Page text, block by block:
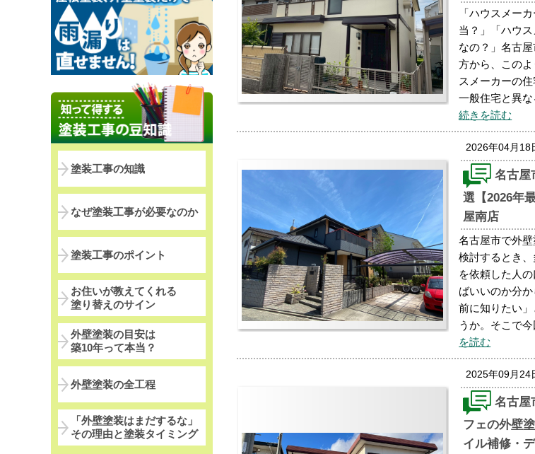
「ハウスメー
当？」「ハウ
なの？」名古
方から、この
スメーカーの
一般住宅と異
続きを読む
2026年04月18
名古屋
選【2026年
屋南店
名古屋市で外
検討するとき
を依頼した人
ばいいのか分
前に知りたい
うか。そこで
を読む
2025年09月24
名古屋
フェの外壁
イル補修・
塗装工事の知識
なぜ塗装工事が必要なのか
塗装工事のポイント
お住いが教えてくれる
塗り替えのサイン
外壁塗装の目安は
築10年って本当？
外壁塗装の全工程
「外壁塗装はまだするな」
その理由と塗装タイミング